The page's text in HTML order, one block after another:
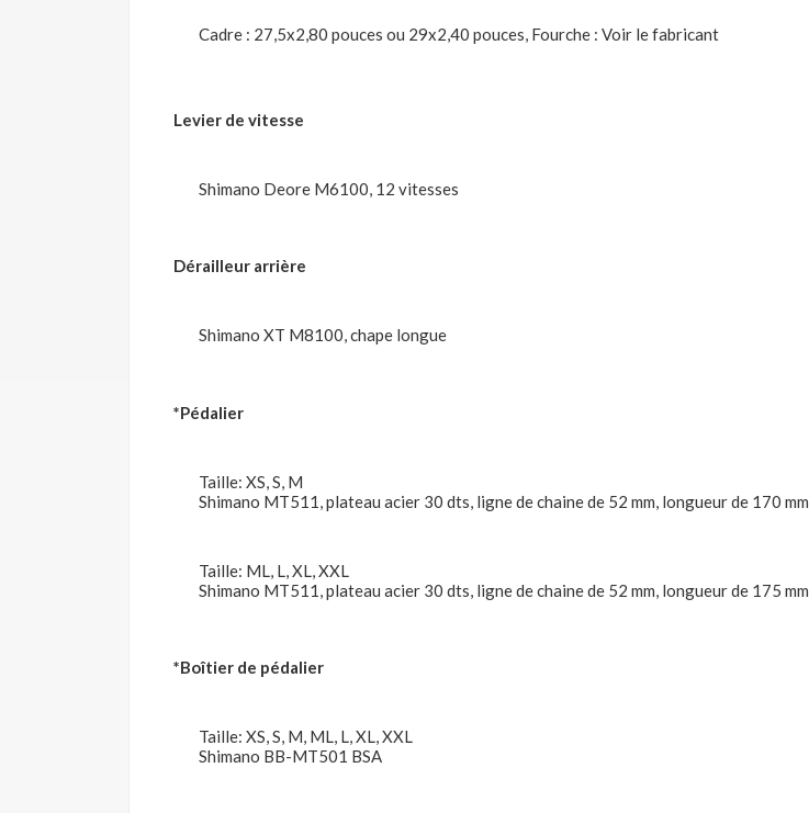
Cadre : 27,5x2,80 pouces ou 29x2,40 pouces, Fourche : Voir le fabricant
Levier de vitesse
Shimano Deore M6100, 12 vitesses
Dérailleur arrière
Shimano XT M8100, chape longue
*Pédalier
Taille: XS, S, M
Shimano MT511, plateau acier 30 dts, ligne de chaine de 52 mm, longueur de 170 mm
Taille: ML, L, XL, XXL
Shimano MT511, plateau acier 30 dts, ligne de chaine de 52 mm, longueur de 175 mm
*Boîtier de pédalier
Taille: XS, S, M, ML, L, XL, XXL
Shimano BB-MT501 BSA